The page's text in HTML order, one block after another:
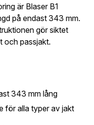
är Blaser B1
på endast 343 mm.
gör siktet
och passjakt.
343 mm lång
för alla typer av jakt
kontaktar vi dig